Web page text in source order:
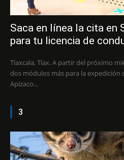
Saca en línea la cita en
para tu licencia de
Tlaxcala, Tlax. A partir del próximo
dos módulos más para la expedición
Apizaco...
3